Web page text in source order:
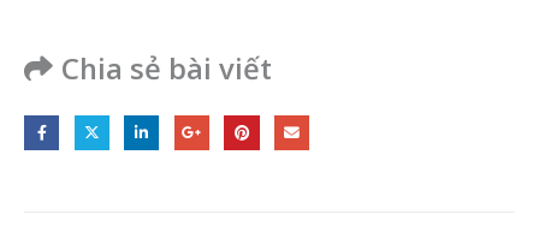
Chia sẻ bài viết